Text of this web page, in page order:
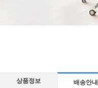
상품정보 배송안내